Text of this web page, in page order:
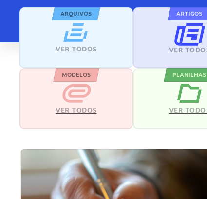
ARQUIVOS
VER TODOS
ARTIGOS
VER
MODELOS
VER TODOS
PLANILHAS
VER